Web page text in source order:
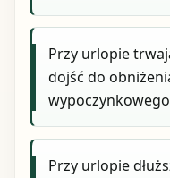
Przy urlopie
dojść do
Przy urlopie